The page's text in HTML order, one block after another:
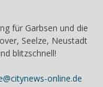
für Garbsen und die
Seelze, Neustadt
blitzschnell!
online.de